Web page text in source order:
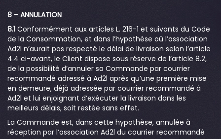
8 – ANNULATION
8.1 Conformément aux articles L. 216-1 et suivants du Code
de la Consommation, et dans l’hypothèse où l’association
Ad2l n’aurait pas respecté le délai de livraison selon l’article
4.4 ci-avant, le Client dispose sous réserve de l’article 8.2,
de la possibilité d’annuler sa Commande par courrier
recommandé adressé à Ad2l après qu’une première mise
en demeure, déjà adressée par courrier recommandé à
Ad2l et lui enjoignant d’exécuter la livraison dans les
meilleurs délais, soit restée sans effet.
La Commande est, dans cette hypothèse, annulée à
réception par l’association Ad2l du courrier recommandé